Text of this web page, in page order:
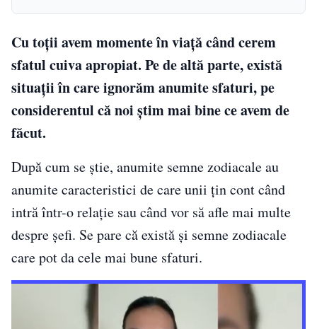
Cu toții avem momente în viață când cerem
sfatul cuiva apropiat. Pe de altă parte, există
situații în care ignorăm anumite sfaturi, pe
considerentul că noi știm mai bine ce avem de
făcut.
După cum se știe, anumite semne zodiacale au
anumite caracteristici de care unii țin cont când
intră într-o relație sau când vor să afle mai multe
despre șefi. Se pare că există și semne zodiacale
care pot da cele mai bune sfaturi.